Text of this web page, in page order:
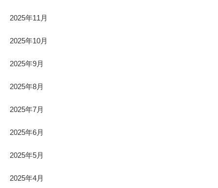
2025年11月
2025年10月
2025年9月
2025年8月
2025年7月
2025年6月
2025年5月
2025年4月